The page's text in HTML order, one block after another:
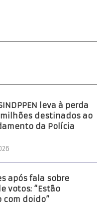
leva à perda
milhões destinados ao
da Polícia
após fala sobre
votos: “Estão
com doido”